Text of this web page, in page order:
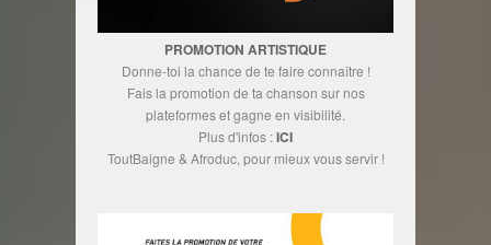
PROMOTION ARTISTIQUE
Donne-toi la chance de te faire connaître !
Fais la promotion de ta chanson sur nos
plateformes et gagne en visibilité.
Plus d'infos :ICI
ToutBaigne & Afroduc, pour mieux vous servir !